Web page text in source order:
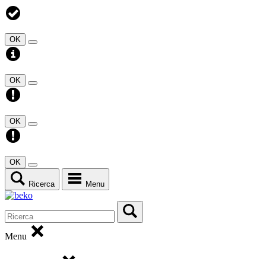
OK
OK
OK
OK
Ricerca Menu
Menu